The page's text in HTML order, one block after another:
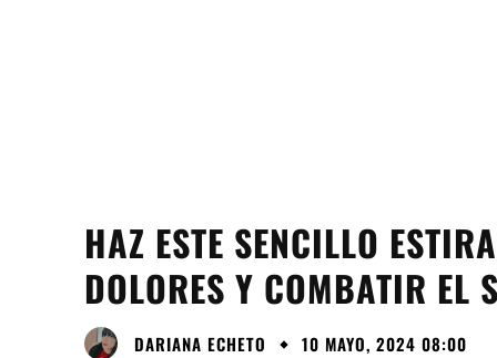
HAZ ESTE SENCILLO
DOLORES Y COMBATIR EL
DARIANA ECHETO 10 MAYO, 2024 08:00